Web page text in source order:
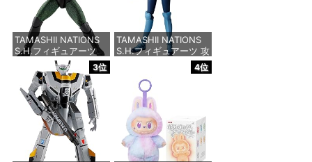
TAMASHII NATIONS
S.H.フィギュアーツ
（真骨彫製法） 仮面ラ
イダーBLACK RX 約
150mm PVC&ABS&布
製 塗装済み可動フィギ
ュア
価格：¥12,080
TAMASHII NATIONS
S.H.フィギュアーツ 攻
殻機動隊 THE GHOST
IN THE SHELL 草薙素
子 約140mm
PVC&ABS製 塗装済み
可動フィギュア
価格：¥9,000
3位 4位